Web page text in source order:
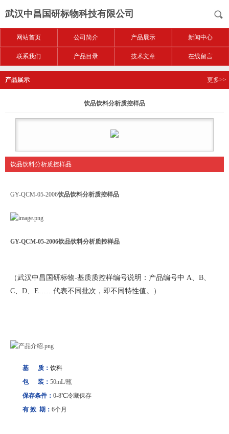
武汉中昌国研标物科技有限公司
网站首页 公司简介 产品展示 新闻中心
联系我们 产品目录 技术文章 在线留言
产品展示 更多>>
饮品饮料分析质控样品
饮品饮料分析质控样品
GY-QCM-05-2006饮品饮料分析质控样品
GY-QCM-05-2006饮品饮料分析质控样品
（武汉中昌国研标物-基质质控样编号说明：产品编号中 A、B、
C、D、E……代表不同批次，即不同特性值。）
基 质： 饮料
包 装： 50mL/瓶
保存条件： 0-8℃冷藏保存
有 效 期： 6个月